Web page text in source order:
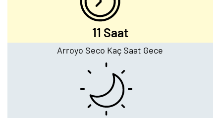
11 Saat
Arroyo Seco Kaç Saat Gece